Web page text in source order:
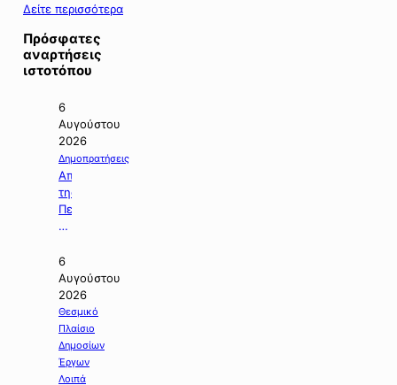
Δείτε περισσότερα
Πρόσφατες
αναρτήσεις
ιστοτόπου
6
Αυγούστου
2026
Δημοπρατήσεις
Απόφαση
της
Περιφέρειας
Κεντρικής
με
την
οποία
ματαιώνεται
δημοπρασία
έργου.
6
Αυγούστου
2026
Θεσμικό
Πλαίσιο
Δημοσίων
Έργων
Λοιπά